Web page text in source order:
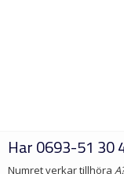
Har0693-51 30
Numret verkar tillhöra